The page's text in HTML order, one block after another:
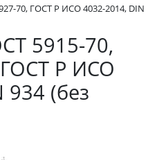
70, ГОСТ Р ИСО 4032-2014, DIN
5915-70,
Р ИСО
934 (без